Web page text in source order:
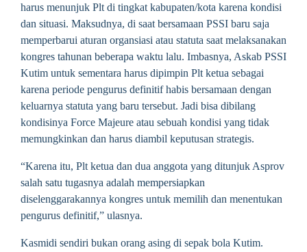
harus menunjuk Plt di tingkat kabupaten/kota karena kondisi
dan situasi. Maksudnya, di saat bersamaan PSSI baru saja
memperbarui aturan organsiasi atau statuta saat melaksanakan
kongres tahunan beberapa waktu lalu. Imbasnya, Askab PSSI
Kutim untuk sementara harus dipimpin Plt ketua sebagai
karena periode pengurus definitif habis bersamaan dengan
keluarnya statuta yang baru tersebut. Jadi bisa dibilang
kondisinya Force Majeure atau sebuah kondisi yang tidak
memungkinkan dan harus diambil keputusan strategis.
“Karena itu, Plt ketua dan dua anggota yang ditunjuk Asprov
salah satu tugasnya adalah mempersiapkan
diselenggarakannya kongres untuk memilih dan menentukan
pengurus definitif,” ulasnya.
Kasmidi sendiri bukan orang asing di sepak bola Kutim.